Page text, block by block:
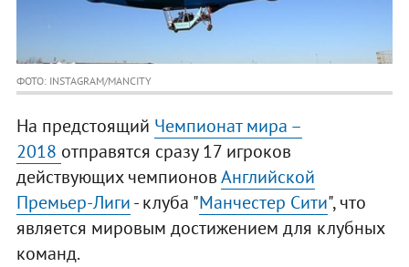
ФОТО: INSTAGRAM/MANCITY
На предстоящий Чемпионат мира –
2018 отправятся сразу 17 игроков
действующих чемпионовАнглийской
Премьер-Лиги- клуба "Манчестер Сити", что
является мировым достижением для клубных
команд.